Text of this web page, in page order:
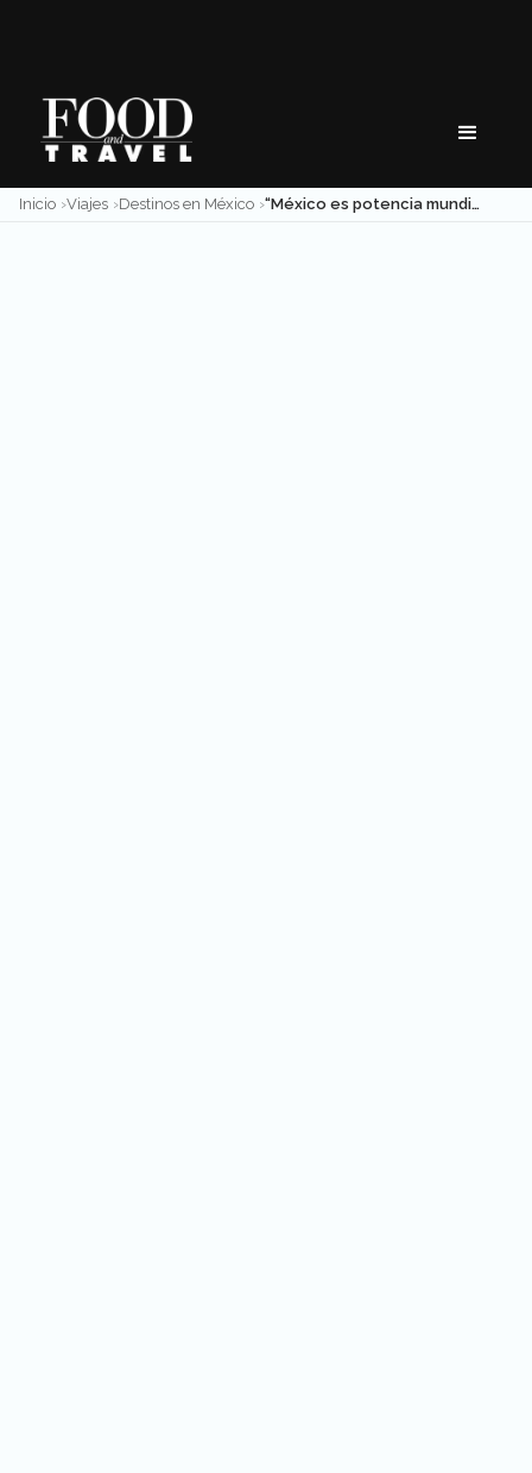
Inicio Viajes Destinos en México “México es potencia mundial en turismo”: Enrique de la Madrid